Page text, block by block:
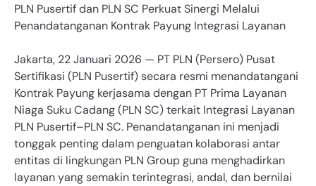
PLN Pusertif dan PLN SC Perkuat Sinergi Melalui
Penandatanganan Kontrak Payung Integrasi Layanan
Jakarta, 22 Januari 2026 — PT PLN (Persero) Pusat
Sertifikasi (PLN Pusertif) secara resmi menandatangani
Kontrak Payung kerjasama dengan PT Prima Layanan
Niaga Suku Cadang (PLN SC) terkait Integrasi Layanan
PLN Pusertif–PLN SC. Penandatanganan ini menjadi
tonggak penting dalam penguatan kolaborasi antar
entitas di lingkungan PLN Group guna menghadirkan
layanan yang semakin terintegrasi, andal, dan bernilai